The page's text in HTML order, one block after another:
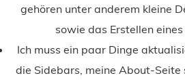
gehören unter anderem kleine
sowie das Erstellen
Ich muss ein paar Dinge
die Sidebars, meine About-